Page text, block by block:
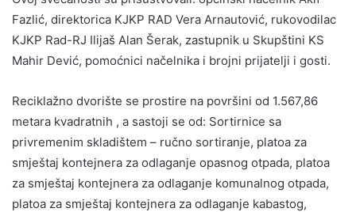
Fazlić, direktorica KJKP RAD Vera Arnautović, rukovodilac
KJKP Rad-RJ Ilijaš Alan Šerak, zastupnik u Skupštini KS
Mahir Dević, pomoćnici načelnika i brojni prijatelji i gosti.
Reciklažno dvorište se prostire na površini od 1.567,86
metara kvadratnih , a sastoji se od: Sortirnice sa
privremenim skladištem – ručno sortiranje, platoa za
smještaj kontejnera za odlaganje opasnog otpada, platoa
za smještaj kontejnera za odlaganje komunalnog otpada,
platoa za smještaj kontejnera za odlaganje kabastog,